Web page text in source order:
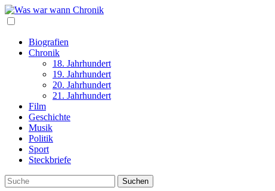
Biografien
Chronik
18. Jahrhundert
19. Jahrhundert
20. Jahrhundert
21. Jahrhundert
Film
Geschichte
Musik
Politik
Sport
Steckbriefe